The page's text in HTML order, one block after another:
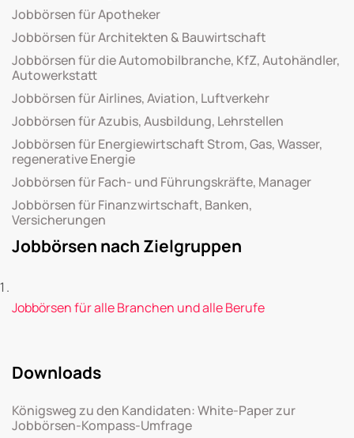
Jobbörsen für Apotheker
Jobbörsen für Architekten & Bauwirtschaft
Jobbörsen für die Automobilbranche, KfZ, Autohändler,
Autowerkstatt
Jobbörsen für Airlines, Aviation, Luftverkehr
Jobbörsen für Azubis, Ausbildung, Lehrstellen
Jobbörsen für Energiewirtschaft Strom, Gas, Wasser,
regenerative Energie
Jobbörsen für Fach- und Führungskräfte, Manager
Jobbörsen für Finanzwirtschaft, Banken,
Versicherungen
Jobbörsen nach Zielgruppen
Jobbörsen für alle Branchen und alle Berufe
Downloads
Königsweg zu den Kandidaten: White-Paper zur
Jobbörsen-Kompass-Umfrage